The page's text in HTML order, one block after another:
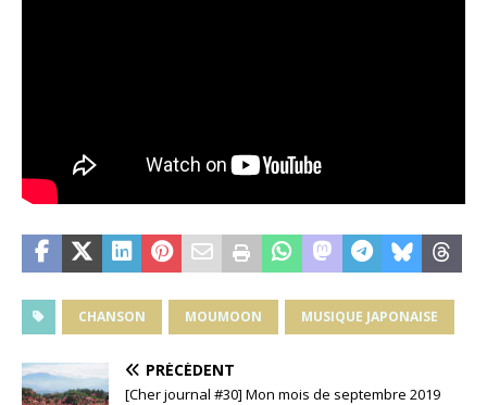
CHANSON MOUMOON MUSIQUE JAPONAISE
PRÉCÉDENT
[Cher journal #30] Mon mois de septembre 2019